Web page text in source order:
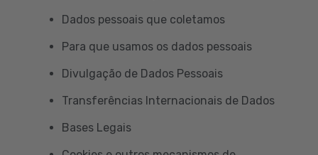
Dados pessoais que coletamos
Para que usamos os dados pessoais
Divulgação de Dados Pessoais
Transferências Internacionais de Dados
Bases Legais